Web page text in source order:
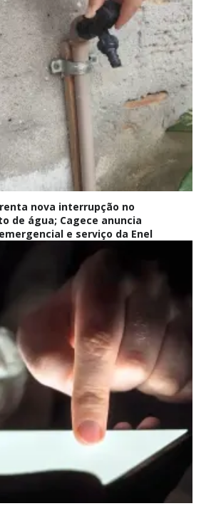
nova interrupção no
de água; Cagece anuncia
e serviço da Enel